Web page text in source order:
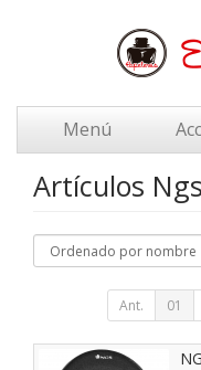
Menú
Artículos Ngs
Ant. 01